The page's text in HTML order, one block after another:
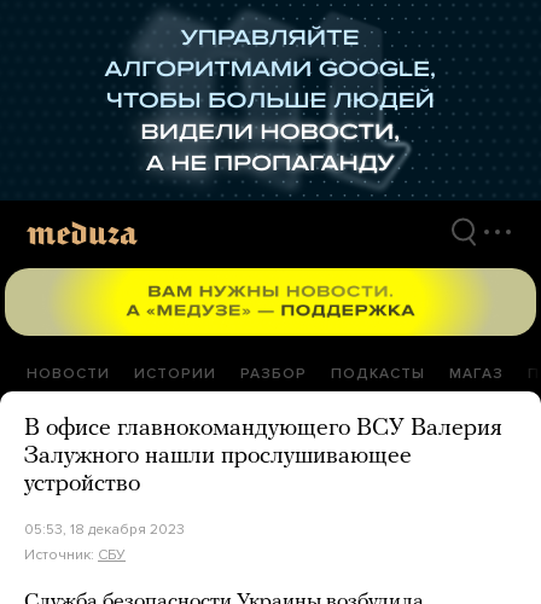
НОВОСТИ ИСТОРИИ РАЗБОР ПОДКАСТЫ МАГАЗ
В офисе главнокомандующего ВСУ Валерия
Залужного нашли прослушивающее
устройство
05:53, 18 декабря 2023
Источник: СБУ